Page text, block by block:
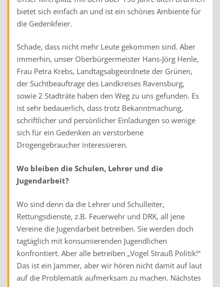
bietet sich einfach an und ist ein schönes Ambiente für
die Gedenkfeier.
Schade, dass nicht mehr Leute gekommen sind. Aber
immerhin, unser Oberbürgermeister Hans-Jörg Henle,
Frau Petra Krebs, Landtagsabgeordnete der Grünen,
der Suchtbeauftrage des Landkreises Ravensburg,
sowie 2 Stadträte haben den Weg zu uns gefunden. Es
ist sehr bedauerlich, dass trotz Bekanntmachung,
schriftlicher und persönlicher Einladungen so wenige
sich für ein Gedenken an verstorbene
Drogengebraucher interessieren.
Wo bleiben die Schulen, Lehrer und die
Jugendarbeit?
Wo sind denn da die Lehrer und Schulleiter,
Rettungsdienste, z.B. Feuerwehr und DRK, all jene
Vereine die Jugendarbeit betreiben. Sie werden doch
tagtäglich mit konsumierenden Jugendlichen
konfrontiert. Aber alle betreiben „Vogel Strauß Politik!“
Das ist ein Jammer, aber wir hören nicht damit auf laut
auf die Problematik aufmerksam zu machen. Nächstes